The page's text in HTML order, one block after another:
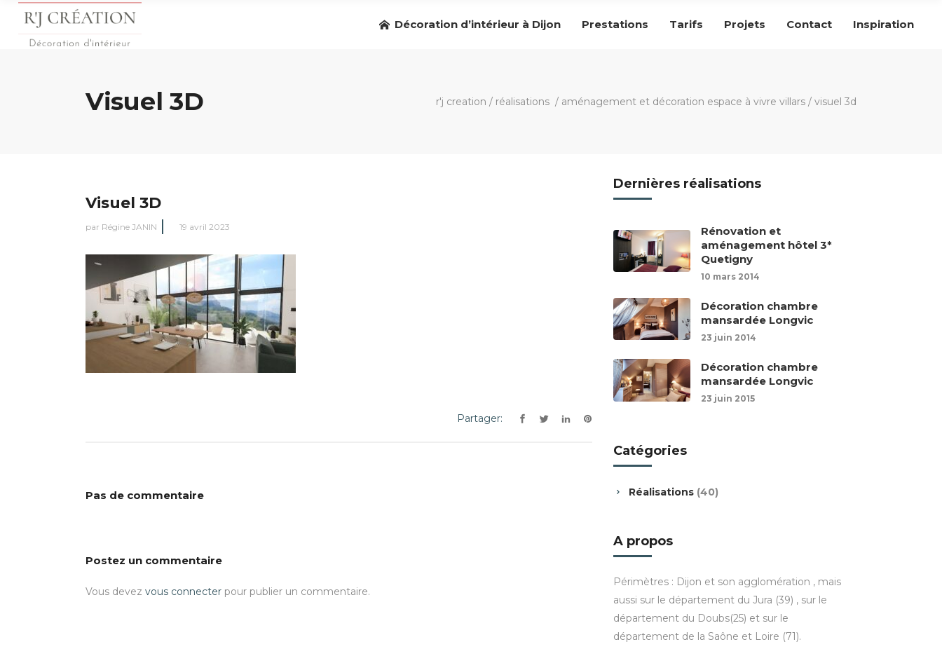
Décoration d’intérieur à Dijon Prestations Tarifs Projets Contact Inspiration
Visuel 3D r'j creation / réalisations / aménagement et décoration espace à vivre villars / visuel 3d
Visuel 3D
par Régine JANIN 19 avril 2023
Partager:
Pas de commentaire
Postez un commentaire
Vous devez vous connecter pour publier un commentaire.
Dernières réalisations
Rénovation et
aménagement hôtel 3*
Quetigny
10 mars 2014
Décoration chambre
mansardée Longvic
23 juin 2014
Décoration chambre
mansardée Longvic
23 juin 2015
Catégories
Réalisations (40)
A propos
Périmètres : Dijon et son agglomération , mais
aussi sur le département du Jura (39) , sur le
département du Doubs(25) et sur le
département de la Saône et Loire (71).